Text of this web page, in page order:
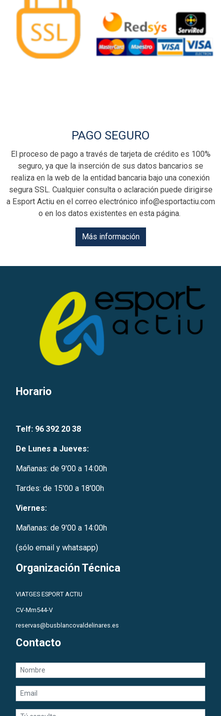
PAGO SEGURO
El proceso de pago a través de tarjeta de crédito es 100%
seguro, ya que la inserción de sus datos bancarios se
realiza en la web de la entidad bancaria bajo una conexión
segura SSL. Cualquier consulta o aclaración puede dirigirse
a Esport Actiu en el correo electrónico info@esportactiu.com
o en los datos existentes en esta página.
Más información
Horario
Telf: 96 392 20 38
De Lunes a Jueves:
Mañanas: de 9'00 a 14:00h
Tardes: de 15'00 a 18'00h
Viernes:
Mañanas: de 9'00 a 14:00h
(sólo email y whatsapp)
Organización Técnica
VIATGES ESPORT ACTIU
CV-Mm544-V
reservas@busblancovaldelinares.es
Contacto